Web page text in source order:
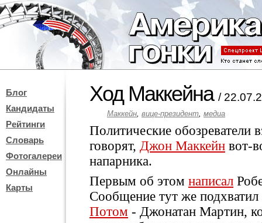
Блог
Кандидаты
Рейтинги
Словарь
Фотогалереи
Онлайны
Карты
Ход Маккейна /
Маккейн, вице-президент, медиа
Политические обозреватели
говорят, Джон Маккейн вот-
напарника.
Первым об этом написал
Сообщение тут же подхватил
Потом - Джонатан Мартин,